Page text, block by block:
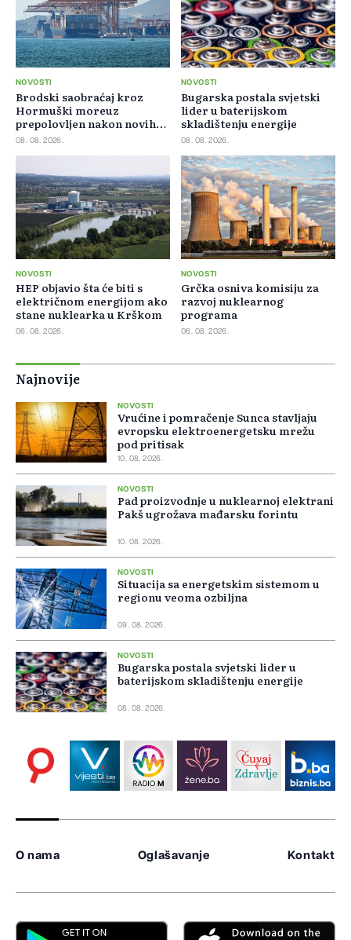
NOVOSTI
Brodski saobraćaj kroz
Hormuški moreuz
prepolovljen nakon novih
blokada
08. 08. 2026.
NOVOSTI
Bugarska postala svjetski
lider u baterijskom
skladištenju energije
08. 08. 2026.
NOVOSTI
HEP objavio šta će biti s
električnom energijom ako
stane nuklearka u Krškom
06. 08. 2026.
NOVOSTI
Grčka osniva komisiju za
razvoj nuklearnog
programa
06. 08. 2026.
Najnovije
NOVOSTI
Vrućine i pomračenje Sunca stavljaju
evropsku elektroenergetsku mrežu
pod pritisak
10. 08. 2026.
NOVOSTI
Pad proizvodnje u nuklearnoj elektrani
Pakš ugrožava mađarsku forintu
10. 08. 2026.
NOVOSTI
Situacija sa energetskim sistemom u
regionu veoma ozbiljna
09. 08. 2026.
NOVOSTI
Bugarska postala svjetski lider u
baterijskom skladištenju energije
08. 08. 2026.
O nama Oglašavanje Kontakt